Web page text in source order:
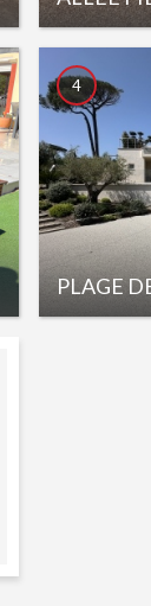
PLAGE
4